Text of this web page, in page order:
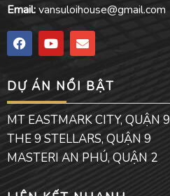
Email:vansuloihouse@gmail.com
F
a
c
b
o
o
k
Y
o
u
u
b
e
E
n
v
o
p
e
DỰ ÁN NỔI BẬT
MT EASTMARK CITY, QUẬN 9
THE 9 STELLARS, QUẬN 9
MASTERI AN PHÚ, QUẬN 2